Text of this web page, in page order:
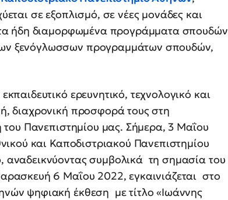
σε εξοπλισμό, σε νέες μονάδες και
τα ήδη διαμορφωμένα προγράμματα σπουδών
ξενόγλωσσων προγραμμάτων σπουδών,
ερευνητικό, τεχνολογικό και
διαχρονική προσφορά τους στη
του Πανεπιστημίου μας. Σήμερα, 3 Μαΐου
και Καποδιστριακού Πανεπιστημίου
αναδεικνύοντας συμβολικά τη σημασία του
6 Μαΐου 2022, εγκαινιάζεται στο
ψηφιακή έκθεση με τίτλο «Ιωάννης